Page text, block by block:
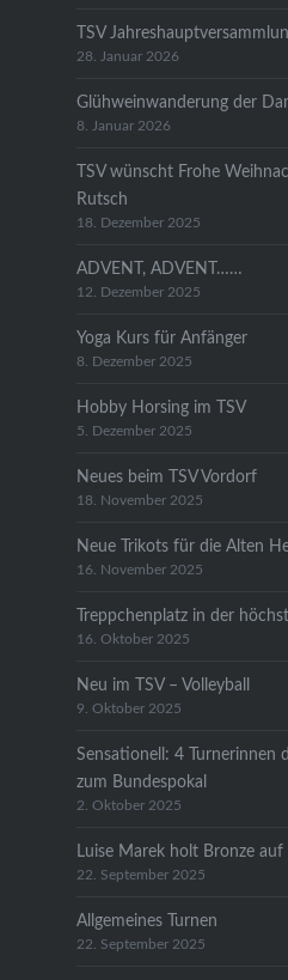
TSV
28. Januar 2026
Glühweinwanderung der
8. Januar 2026
TSV wünscht Frohe
Rutsch
18. Dezember 2025
ADVENT, ADVENT……
12. Dezember 2025
Yoga Kurs für Anfänger
8. Dezember 2025
Hobby Horsing im TSV
5. Dezember 2025
Neues beim TSV Vordorf
18. November 2025
Neue Trikots für die Alten
16. November 2025
Treppchenplatz in der
16. Oktober 2025
Neu im TSV – Volleyball
9. Oktober 2025
Sensationell: 4 Turnerinnen
zum Bundespokal
2. Oktober 2025
Luise Marek holt Bronze auf
22. September 2025
Allgemeines Turnen
22. September 2025